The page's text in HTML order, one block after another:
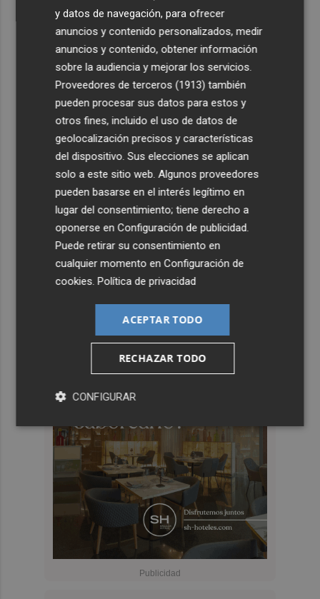
y datos de navegación, para ofrecer
anuncios y contenido personalizados, medir
anuncios y contenido, obtener información
sobre la audiencia y mejorar los servicios.
Proveedores de terceros (1913) también
pueden procesar sus datos para estos y
otros fines, incluido el uso de datos de
geolocalización precisos y características
del dispositivo. Sus elecciones se aplican
solo a este sitio web. Algunos proveedores
pueden basarse en el interés legítimo en
lugar del consentimiento; tiene derecho a
oponerse enConfiguración de publicidad
Puede retirar su consentimiento en
cualquier momento enConfiguración de
cookies .Política de privacidad
ACEPTAR TODO
RECHAZAR TODO
CONFIGURAR